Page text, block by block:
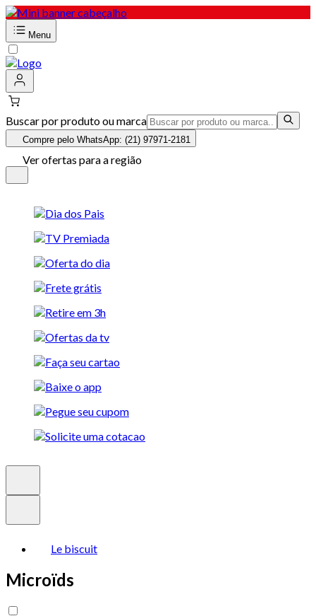
Menu
Buscar por produto ou marca
Compre pelo WhatsApp: (21) 97971-2181
Ver ofertas para a região
Le biscuit
Microïds